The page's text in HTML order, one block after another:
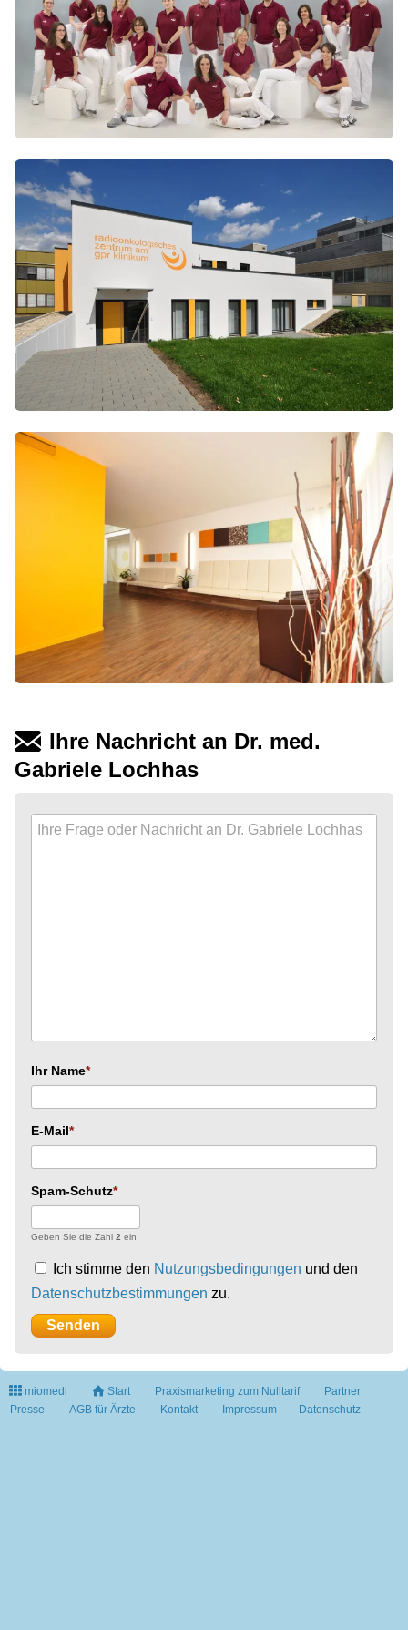
Ihre Nachricht an Dr. med.
Gabriele Lochhas
Ihr Name
E-Mail
Spam-Schutz
Geben Sie die Zahl 2 ein
Ich stimme den Nutzungsbedingungen und den
Datenschutzbestimmungen zu.
miomedi Start Praxismarketing zum Nulltarif
Partner
Presse
AGB für Ärzte Kontakt Impressum Datenschutz